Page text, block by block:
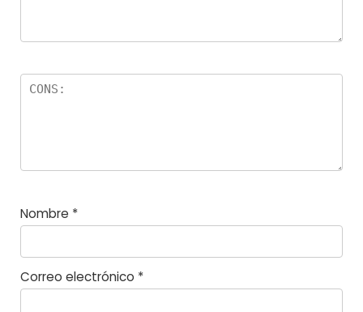
Nombre *
Correo electrónico *